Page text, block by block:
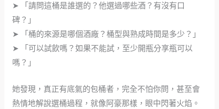
➤ 「請問這桶是誰選的？他選過哪些酒？有沒有口
碑？」
➤ 「桶的來源是哪個酒廠？桶型與熟成時間是多少？」
➤ 「可以試飲嗎？如果不能試，至少開瓶分享瓶可以
嗎？」
她發現，真正有底氣的包桶者，完全不怕你問，甚至會
熱情地解說選桶過程，就像阿豪那樣，眼中閃著火焰。